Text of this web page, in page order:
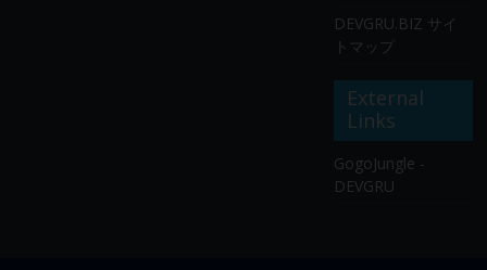
DEVGRU.BIZ サイ
トマップ
External
Links
GogoJungle -
DEVGRU